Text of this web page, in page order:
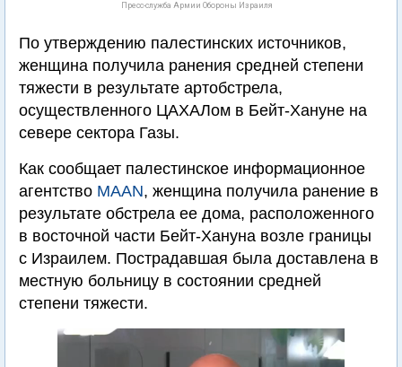
Пресс-служба Армии Обороны Израиля
По утверждению палестинских источников,
женщина получила ранения средней степени
тяжести в результате артобстрела,
осуществленного ЦАХАЛом в Бейт-Хануне на
севере сектора Газы.
Как сообщает палестинское информационное
агентство MAAN, женщина получила ранение в
результате обстрела ее дома, расположенного
в восточной части Бейт-Хануна возле границы
с Израилем. Пострадавшая была доставлена в
местную больницу в состоянии средней
степени тяжести.